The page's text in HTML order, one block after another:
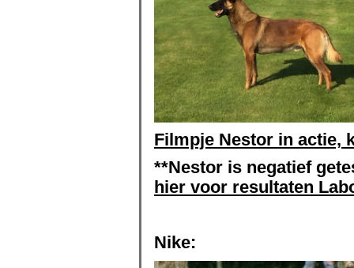
Filmpje Nestor in actie,
**Nestor is negatief
hier voor resultaten
Nike: